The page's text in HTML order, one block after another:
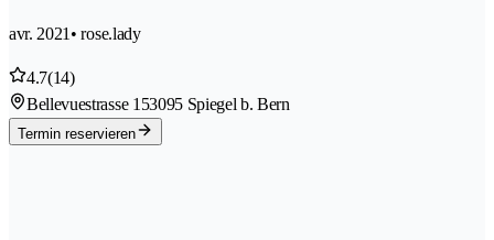
avr. 2021 • rose.lady
4.7(14)
Bellevuestrasse 153095 Spiegel b. Bern
Termin reservieren